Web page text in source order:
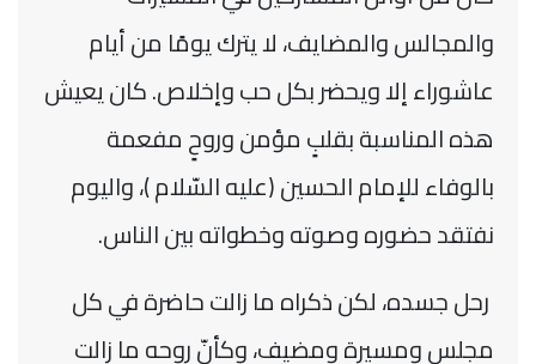
والمجالس والمضايف، لا يترك يومًا من أيام
عاشوراء إلا ويحضر بكل حب وإخلاص. كان يعيش
هذه المناسبة بقلبٍ مؤمن وروحٍ مفعمة
بالوفاء للإمام الحسين (عليه السّلام )، واليوم
نفتقد حضوره وصوته وخطواته بين الناس.
رحل جسده، لكن ذكراه ما زالت حاضرة في كل
مجلس ومسيرة ومضيف، وكأنّ روحه ما زالت